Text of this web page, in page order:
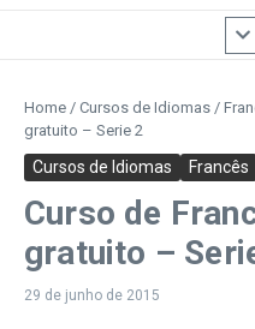
Home / Cursos de Idiomas /
gratuito – Serie 2
Cursos de Idiomas Francês
Curso de
gratuito –
29 de junho de 2015